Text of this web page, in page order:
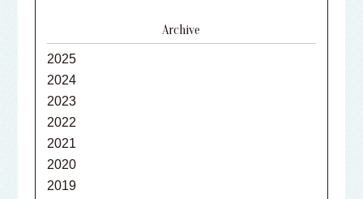
Archive
2025
2024
2023
2022
2021
2020
2019